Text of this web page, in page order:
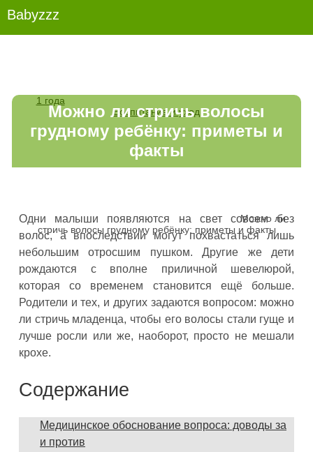
Babyzzz
1 года
Воспитание и уход
Можно ли
стричь волосы грудному ребёнку: приметы и факты
Можно ли стричь волосы
грудному ребёнку: приметы и
факты
Одни малыши появляются на свет совсем без
волос, а впоследствии могут похвастаться лишь
небольшим отросшим пушком. Другие же дети
рождаются с вполне приличной шевелюрой,
которая со временем становится ещё больше.
Родители и тех, и других задаются вопросом: можно
ли стричь младенца, чтобы его волосы стали гуще и
лучше росли или же, наоборот, просто не мешали
крохе.
Содержание
Медицинское обоснование вопроса: доводы за
и против